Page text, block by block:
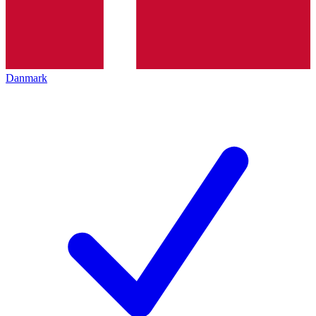
Danmark